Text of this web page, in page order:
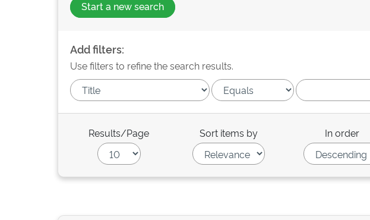
Start a new search
Add filters:
Use filters to refine the search results.
Results/Page Sort items by In order